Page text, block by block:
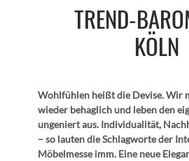
TREND-
KÖLN
Wohlfühlen heißt die Devise. Wir
wieder behaglich und leben den
ungeniert aus. Individualität,
– so lauten die Schlagworte der
Möbelmesse imm. Eine neue